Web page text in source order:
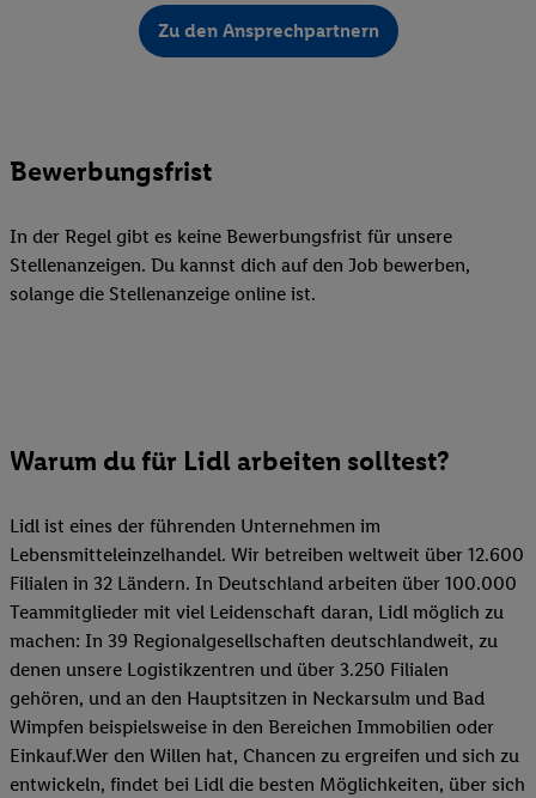
Zu den Ansprechpartnern
Bewerbungsfrist
In der Regel gibt es keine Bewerbungsfrist für unsere
Stellenanzeigen. Du kannst dich auf den Job bewerben,
solange die Stellenanzeige online ist.
Warum du für Lidl arbeiten solltest?
Lidl ist eines der führenden Unternehmen im
Lebensmitteleinzelhandel. Wir betreiben weltweit über 12.600
Filialen in 32 Ländern. In Deutschland arbeiten über 100.000
Teammitglieder mit viel Leidenschaft daran, Lidl möglich zu
machen: In 39 Regionalgesellschaften deutschlandweit, zu
denen unsere Logistikzentren und über 3.250 Filialen
gehören, und an den Hauptsitzen in Neckarsulm und Bad
Wimpfen beispielsweise in den Bereichen Immobilien oder
Einkauf.Wer den Willen hat, Chancen zu ergreifen und sich zu
entwickeln, findet bei Lidl die besten Möglichkeiten, über sich